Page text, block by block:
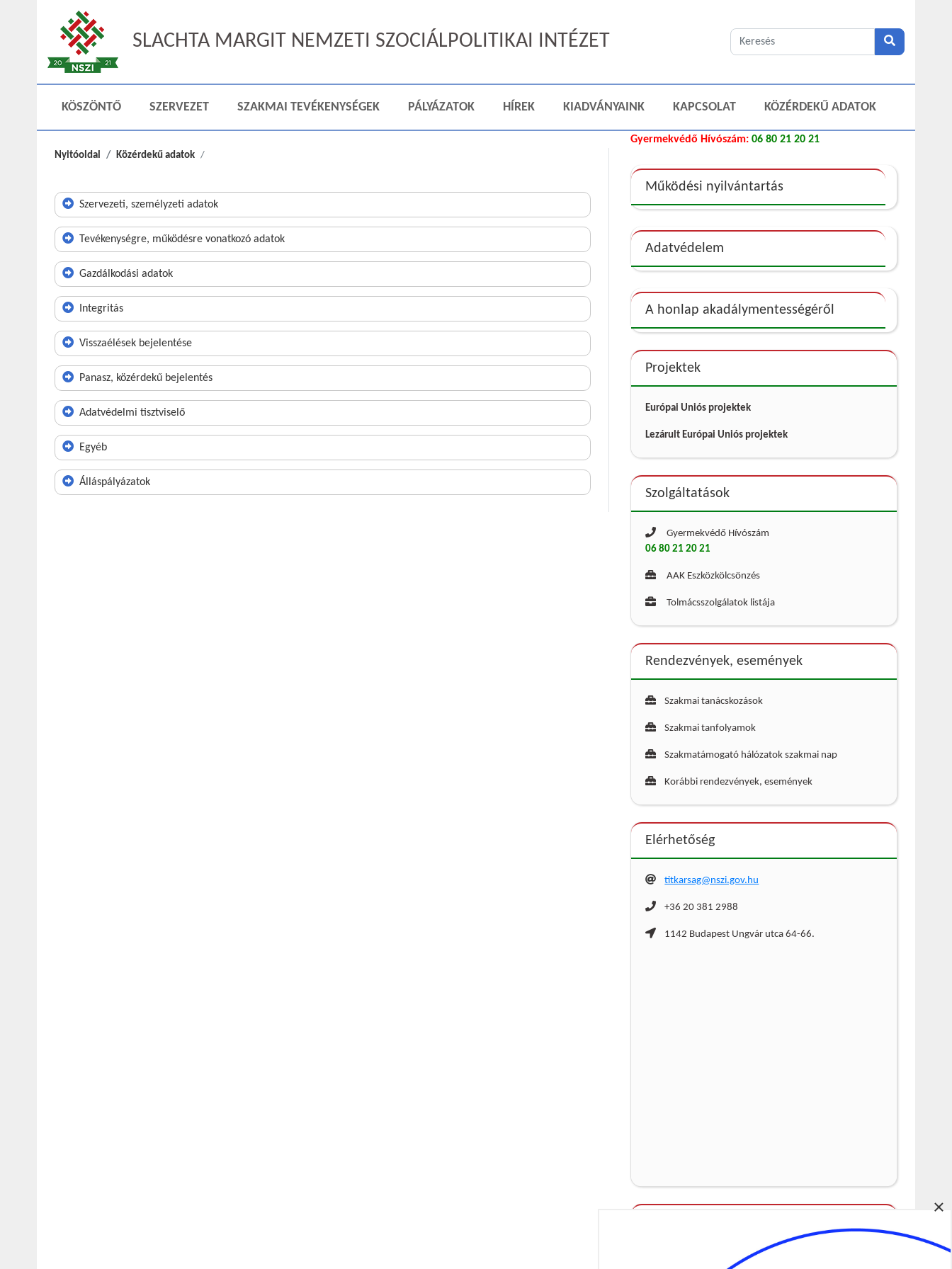
×
SLACHTA MARGIT NEMZETI SZOCIÁLPOLITIKAI INTÉZET
KÖSZÖNTŐ SZERVEZET SZAKMAI TEVÉKENYSÉGEK PÁLYÁZATOK HÍREK KIADVÁNYAINK KAPCSOLAT KÖZÉRDEKŰ ADATOK
Nyitóoldal Közérdekű adatok
Szervezeti, személyzeti adatok
Tevékenységre, működésre vonatkozó adatok
Gazdálkodási adatok
Integritás
Visszaélések bejelentése
Panasz, közérdekű bejelentés
Adatvédelmi tisztviselő
Egyéb
Álláspályázatok
Gyermekvédő Hívószám: 06 80 21 20 21
Működési nyilvántartás
Adatvédelem
A honlap akadálymentességéről
Projektek
Európai Uniós projektek
Lezárult Európai Uniós projektek
Szolgáltatások
Gyermekvédő Hívószám
06 80 21 20 21
AAK Eszközkölcsönzés
Tolmácsszolgálatok listája
Rendezvények, események
Szakmai tanácskozások
Szakmai tanfolyamok
Szakmatámogató hálózatok szakmai nap
Korábbi rendezvények, események
Elérhetőség
titkarsag@nszi.gov.hu
+36 20 381 2988
1142 Budapest Ungvár utca 64-66.